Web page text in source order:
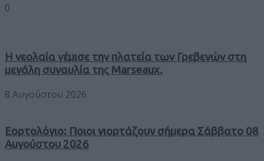
0
Η νεολαία γέμισε την πλατεία των Γρεβενών στη
μεγάλη συναυλία της Marseaux.
8 Αυγούστου 2026
Εορτολόγιο: Ποιοι γιορτάζουν σήμερα Σάββατο 08
Αυγούστου 2026